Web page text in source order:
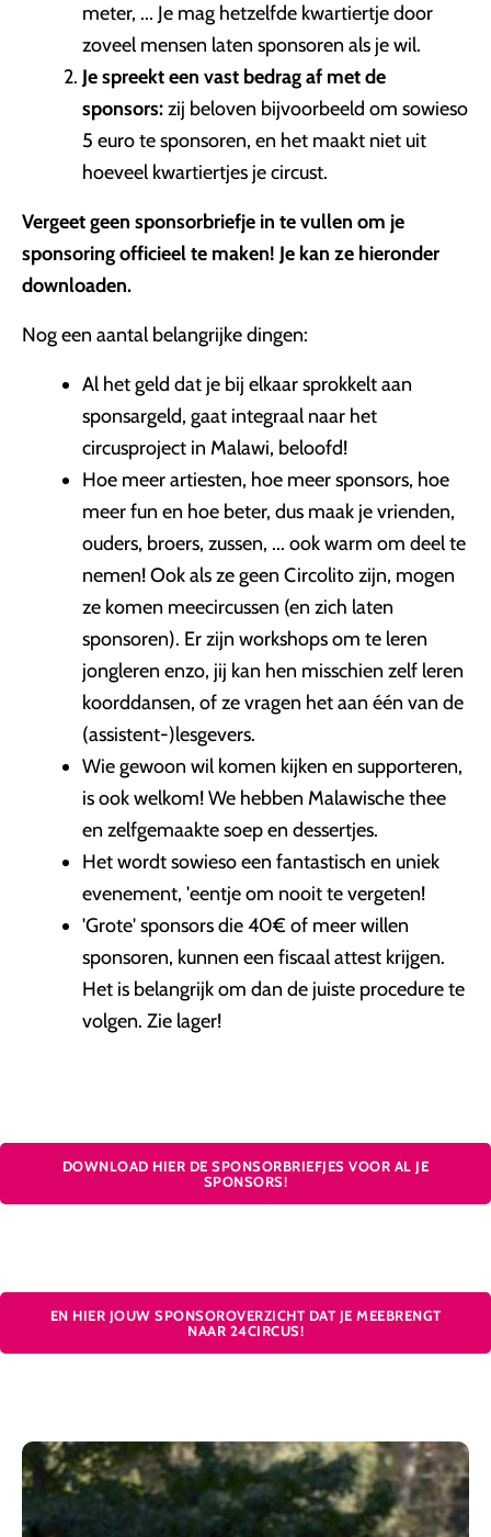
meter, ... Je mag hetzelfde kwartiertje door
zoveel mensen laten sponsoren als je wil.
Je spreekt een vast bedrag af met de
sponsors:zij beloven bijvoorbeeld om sowieso
5 euro te sponsoren, en het maakt niet uit
hoeveel kwartiertjes je circust.
Vergeet geen sponsorbriefje in te vullen om je
sponsoring officieel te maken! Je kan ze hieronder
downloaden.
Nog een aantal belangrijke dingen:
Al het geld dat je bij elkaar sprokkelt aan
sponsargeld, gaat integraal naar het
circusproject in Malawi, beloofd!
Hoe meer artiesten, hoe meer sponsors, hoe
meer fun en hoe beter, dus maak je vrienden,
ouders, broers, zussen, ... ook warm om deel te
nemen! Ook als ze geen Circolito zijn, mogen
ze komen meecircussen (en zich laten
sponsoren). Er zijn workshops om te leren
jongleren enzo, jij kan hen misschien zelf leren
koorddansen, of ze vragen het aan één van de
(assistent-)lesgevers.
Wie gewoon wil komen kijken en supporteren,
is ook welkom! We hebben Malawische thee
en zelfgemaakte soep en dessertjes.
Het wordt sowieso een fantastisch en uniek
evenement, 'eentje om nooit te vergeten!
'Grote' sponsors die 40€ of meer willen
sponsoren, kunnen een fiscaal attest krijgen.
Het is belangrijk om dan de juiste procedure te
volgen. Zie lager!
DOWNLOAD HIER DE SPONSORBRIEFJES VOOR AL JE
SPONSORS!
EN HIER JOUW SPONSOROVERZICHT DAT JE MEEBRENGT
NAAR 24CIRCUS!